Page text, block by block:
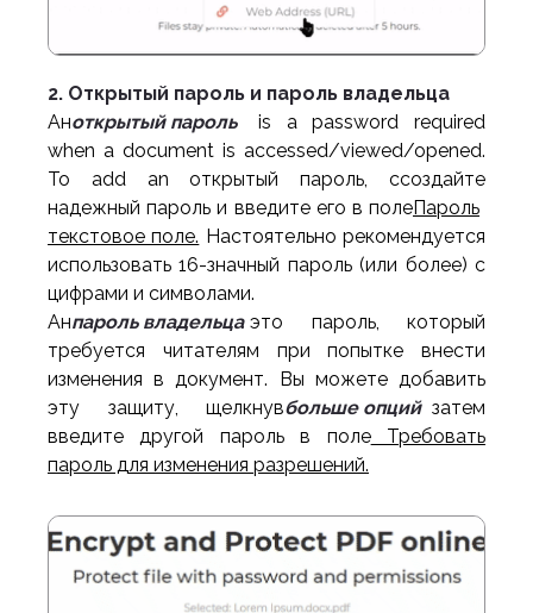
2. Открытый пароль и пароль владельца
Аноткрытый пароль
is a password required
when a document is accessed/viewed/opened.
To add an открытый пароль, cсоздайте
надежный пароль и введите его в полеПароль
текстовое поле. Настоятельно рекомендуется
использовать 16-значный пароль (или более) с
цифрами и символами.
Анпароль владельца это пароль, который
требуется читателям при попытке внести
изменения в документ. Вы можете добавить
эту защиту, щелкнувбольше опций затем
введите другой пароль в полеТребовать
пароль для изменения разрешений.